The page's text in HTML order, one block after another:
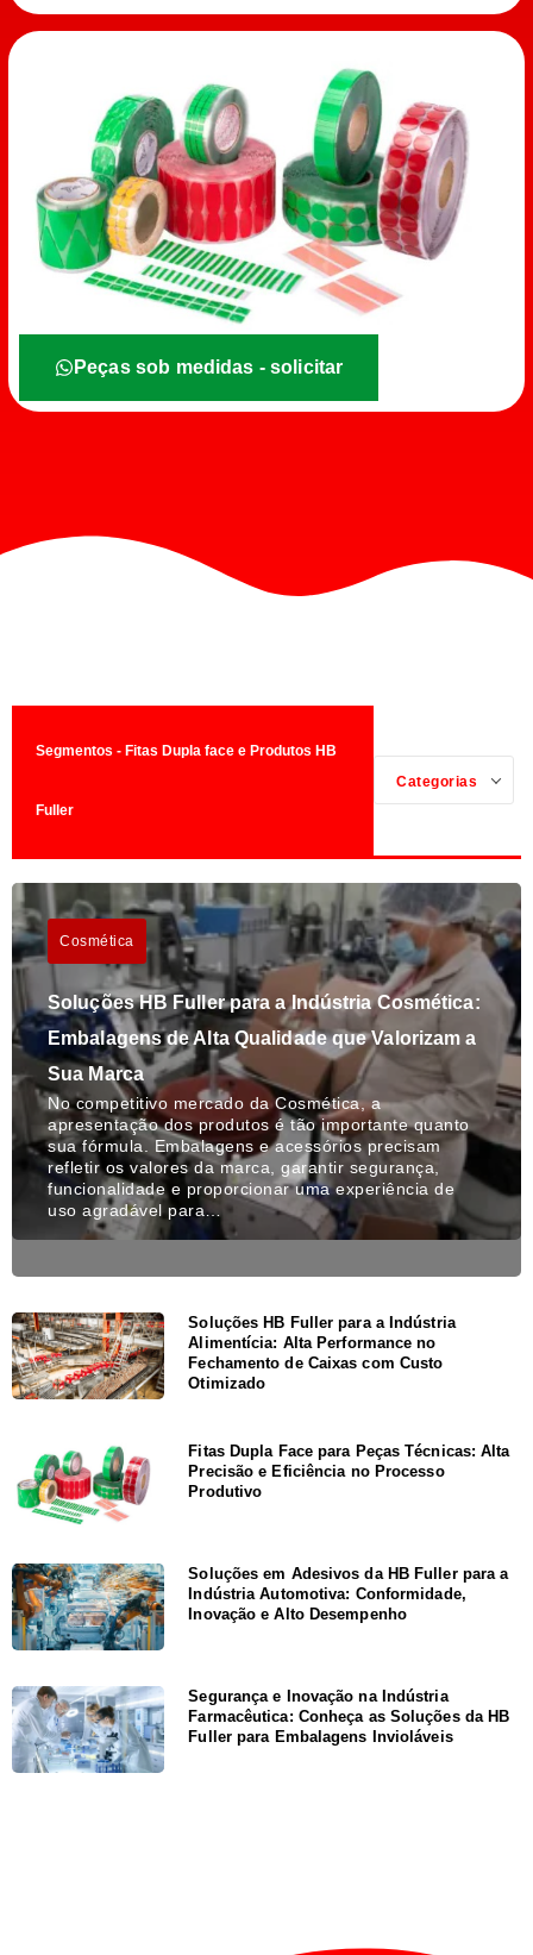
Peças sob medidas - solicitar
Segmentos - Fitas Dupla face e Produtos HB
Fuller
Categorias
Cosmética
Soluções HB Fuller para a Indústria Cosmética:
Embalagens de Alta Qualidade que Valorizam a
Sua Marca
No competitivo mercado da Cosmética, a
apresentação dos produtos é tão importante quanto
sua fórmula. Embalagens e acessórios precisam
refletir os valores da marca, garantir segurança,
funcionalidade e proporcionar uma experiência de
uso agradável para…
Soluções HB Fuller para a Indústria
Alimentícia: Alta Performance no
Fechamento de Caixas com Custo
Otimizado
Fitas Dupla Face para Peças Técnicas: Alta
Precisão e Eficiência no Processo
Produtivo
Soluções em Adesivos da HB Fuller para a
Indústria Automotiva: Conformidade,
Inovação e Alto Desempenho
Segurança e Inovação na Indústria
Farmacêutica: Conheça as Soluções da HB
Fuller para Embalagens Invioláveis